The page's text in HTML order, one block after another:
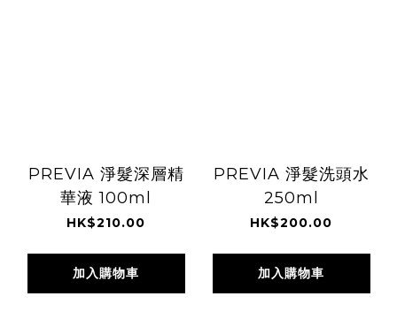
PREVIA 淨髮深層精
華液 100ml
HK$210.00
加入購物車
PREVIA 淨髮洗頭水
250ml
HK$200.00
加入購物車